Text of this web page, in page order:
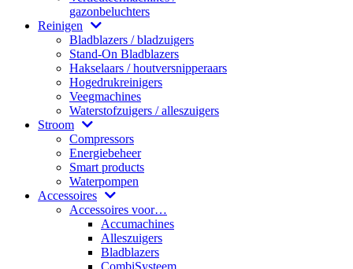
gazonbeluchters
Reinigen
Bladblazers / bladzuigers
Stand-On Bladblazers
Hakselaars / houtversnipperaars
Hogedrukreinigers
Veegmachines
Waterstofzuigers / alleszuigers
Stroom
Compressors
Energiebeheer
Smart products
Waterpompen
Accessoires
Accessoires voor…
Accumachines
Alleszuigers
Bladblazers
CombiSysteem